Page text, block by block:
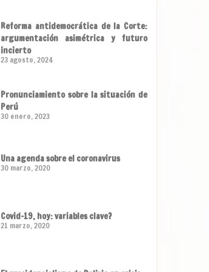
Reforma antidemocrática de la Corte:
argumentación asimétrica y futuro
incierto
23 agosto, 2024
Pronunciamiento sobre la situación de
Perú
30 enero, 2023
Una agenda sobre el coronavirus
30 marzo, 2020
Covid-19, hoy: variables clave?
21 marzo, 2020